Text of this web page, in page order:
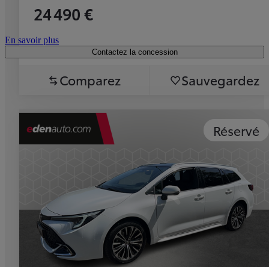
24 490 €
En savoir plus
Contactez la concession
Comparez Sauvegardez
Réservé